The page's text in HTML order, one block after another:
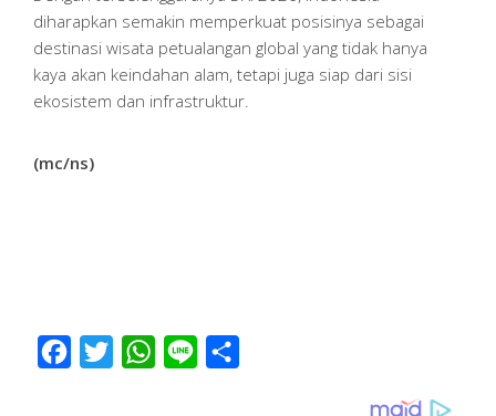
diharapkan semakin memperkuat posisinya sebagai
destinasi wisata petualangan global yang tidak hanya
kaya akan keindahan alam, tetapi juga siap dari sisi
ekosistem dan infrastruktur.
(mc/ns)
Facebook
Twitter WhatsApp
Line